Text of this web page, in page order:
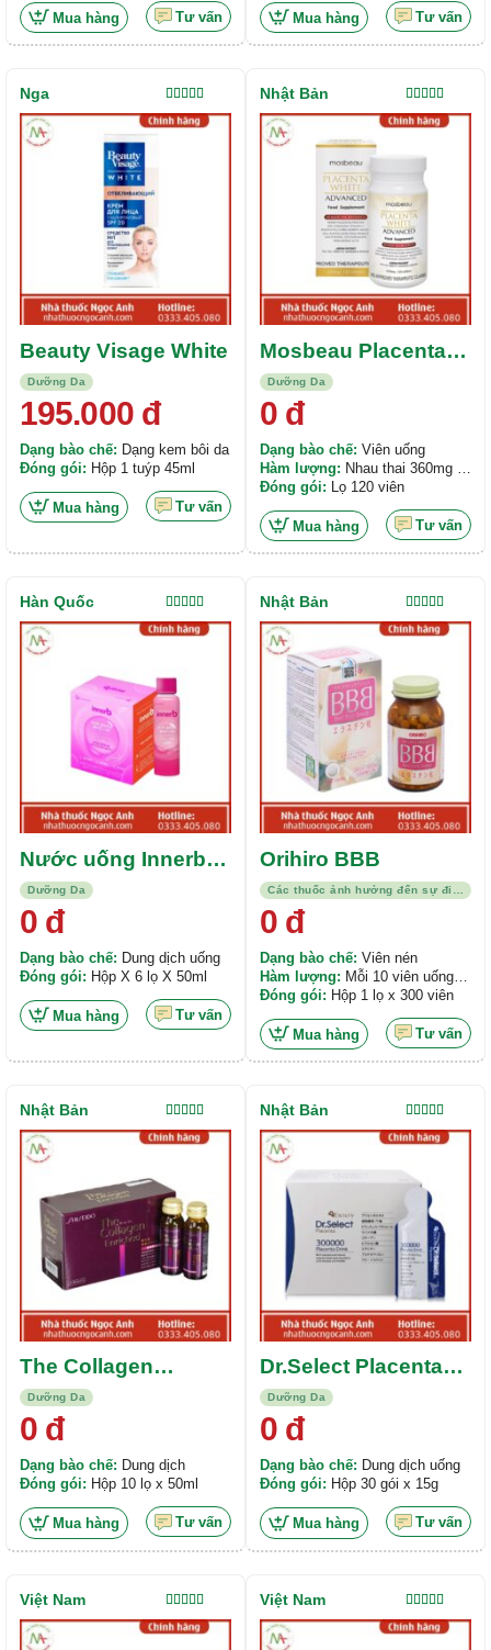
Mua hàng Tư vấn
98%. 10mg Niacinamide. 0,15mg
Biotin. 75mg Elastine Marine.
Mua hàng Tư vấn
Dưỡng Da
Beauty Visage White
Được xếp
hạng4.00
195.000đ
Dạng bào chế: Dạng kem bôi da
Đóng gói: Hộp 1 tuýp 45ml
Mua hàng Tư vấn
Nga
Dưỡng Da
Mosbeau Placenta
White Advanced
Được xếp
hạng5.00
0 đ
Dạng bào chế: Viên uống
Hàm lượng:
Collagen 320mg, Vitamin C
Đóng gói: Lọ 120 viên
Mua hàng Tư vấn
Nhật Bản
Dưỡng Da
Nước uống Innerb
Glowshot Collagen
3000mg
Được xếp
hạng5.00
0 đ
Dạng bào chế: Dung dịch uống
Đóng gói: Hộp X 6 lọ X 50ml
Mua hàng Tư vấn
Hàn Quốc
Orihiro BBB
Được xếp
hạng5.00
0 đ
Dạng bào chế: Viên nén
Hàm lượng: Mỗi 10 viên uống
Orihiro BBB chứa: 40mg Elastin.
xuất Isoflavone đậu nành. 105mg
Canxi từ tảo biển. 7,5mg bột
Folic. 12mg Sắt Pyrophosphat.
Đóng gói: Hộp 1 lọ x 300 viên
Mua hàng Tư vấn
Nhật Bản
Dưỡng Da
The Collagen
Enriched
Được xếp
hạng5.00
0 đ
Dạng bào chế: Dung dịch
Đóng gói: Hộp 10 lọ x 50ml
Mua hàng Tư vấn
Nhật Bản
Dưỡng Da
Dr.Select Placenta
Drink 300000
Được xếp
hạng5.00
0 đ
Dạng bào chế: Dung dịch uống
Đóng gói: Hộp 30 gói x 15g
Mua hàng Tư vấn
Nhật Bản
Được xếp
hạng5.00
Việt Nam
Được xếp
hạng5.00
Việt Nam